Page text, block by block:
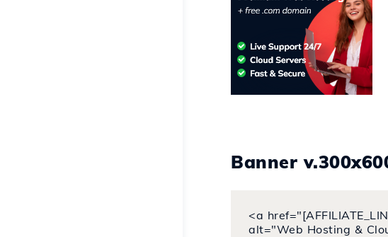
Banner
<a
alt="Web Hosting &